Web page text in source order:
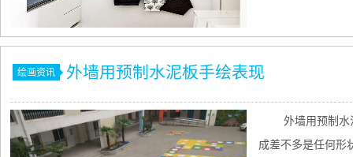
绘画资讯 外墙用预制水泥板手绘表现
外墙用预制
成差不多是任何形